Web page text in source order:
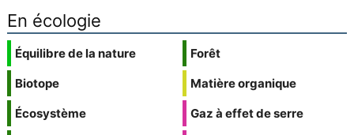
En écologie
Équilibre de la nature
Biotope
Écosystème
Forêt
Matière organique
Gaz à effet de serre